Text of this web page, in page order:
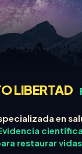
LIBERTAD
en
restaurar